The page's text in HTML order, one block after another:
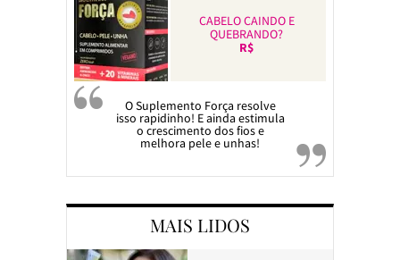
CABELO CAINDO E
QUEBRANDO?
R$
O Suplemento Força resolve
isso rapidinho! E ainda estimula
o crescimento dos fios e
melhora pele e unhas!
MAIS LIDOS